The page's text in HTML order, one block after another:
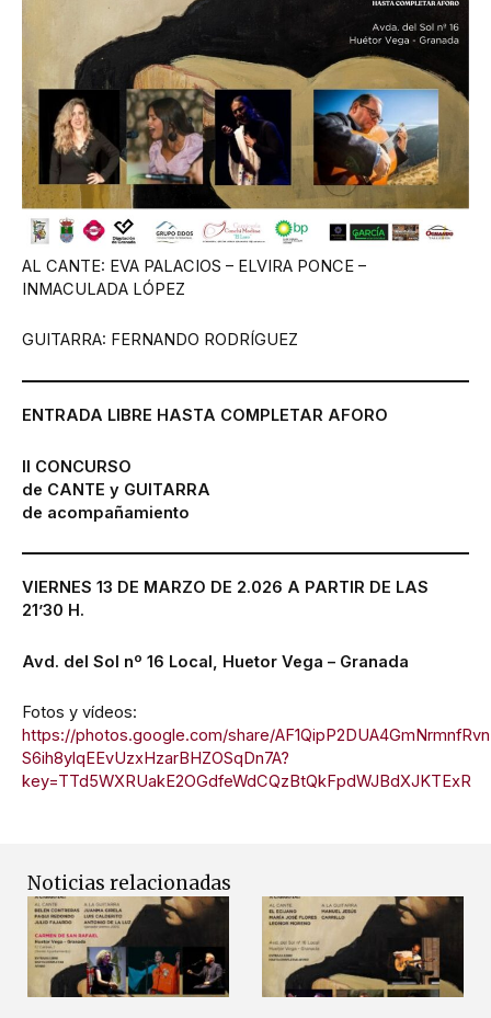
AL CANTE: EVA PALACIOS – ELVIRA PONCE –
INMACULADA LÓPEZ
GUITARRA: FERNANDO RODRÍGUEZ
ENTRADA LIBRE HASTA COMPLETAR AFORO
II CONCURSO
de CANTE y GUITARRA
de acompañamiento
VIERNES 13 DE MARZO DE 2.026 A PARTIR DE LAS
21’30 H.
Avd. del Sol nº 16 Local, Huetor Vega – Granada
Fotos y vídeos:
https://photos.google.com/share/
S6ih8ylqEEvUzxHzarBHZOSqDn7A?
key=TTd5WXRUakE2OGdfeWdCQzBtQkFpdWJBdXJKTExR
Noticias relacionadas